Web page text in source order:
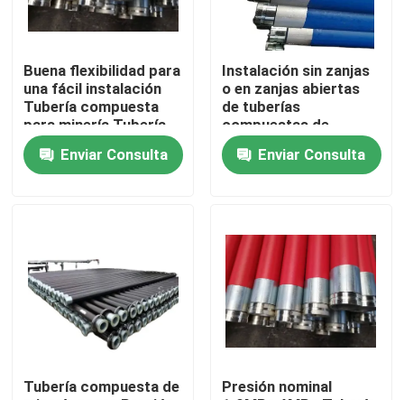
Inicio
Productos
VR Show
Buena flexibilidad para
una fácil instalación
Tubería compuesta
para minería Tubería
compuesta de
polietileno y aluminio
Tubería para
Enviar Consulta
Instalación sin zanjas
o en zanjas abiertas
de tuberías
compuestas de
minería espesor 85
mm color negro
duradero y para la
Enviar Consulta
Tubería compuesta de
Presión nominal